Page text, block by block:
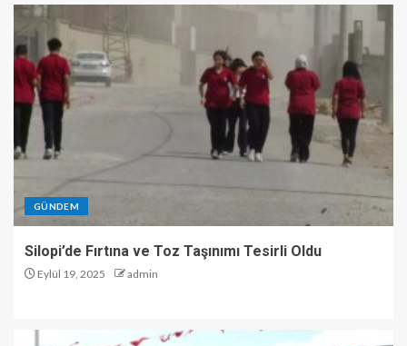
GÜNDEM
Silopi’de Fırtına ve Toz Taşınımı Tesirli Oldu
Eylül 19, 2025 admin